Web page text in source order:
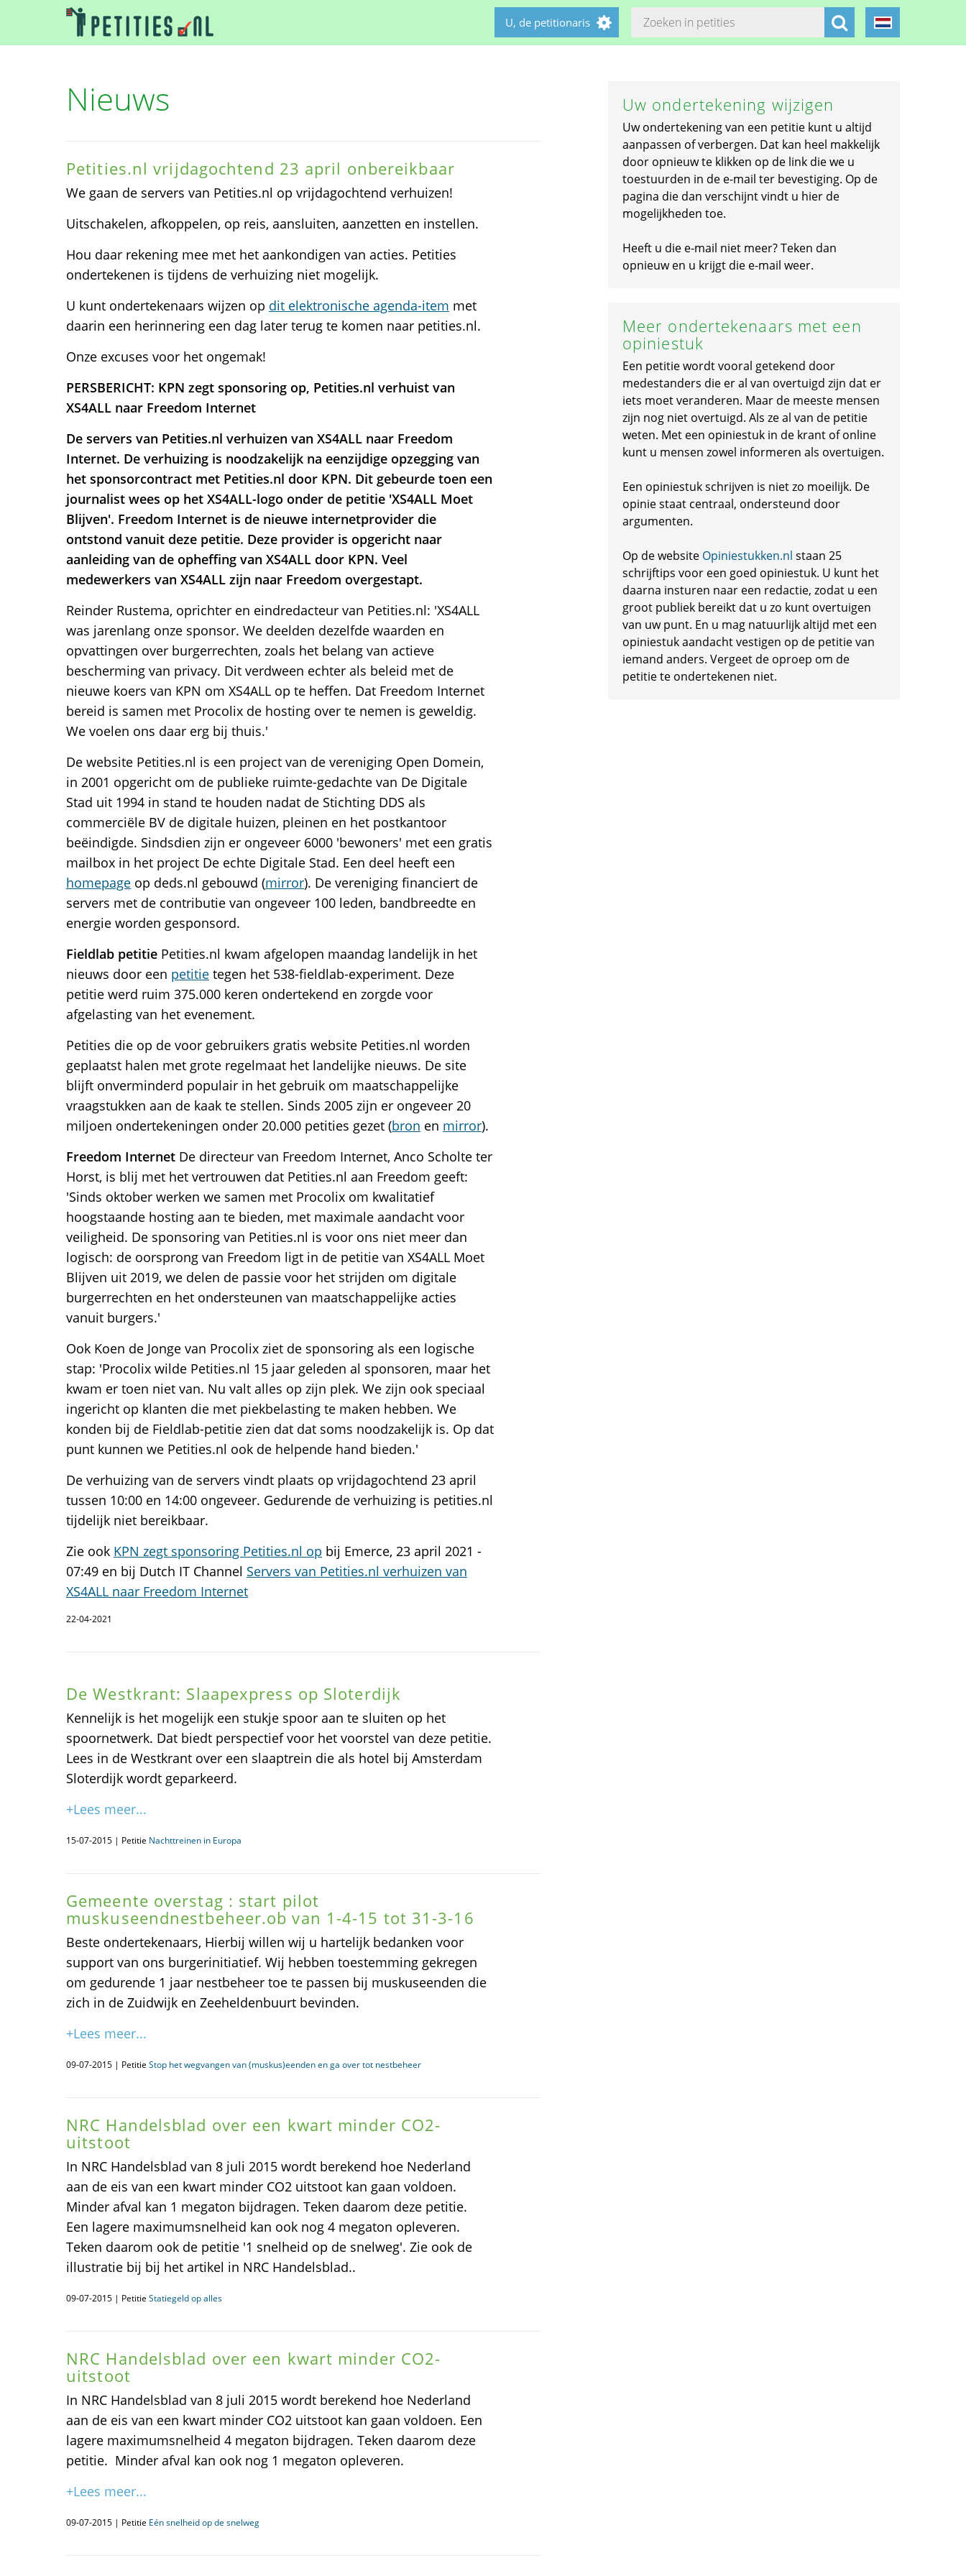
U, de petitionaris
Nieuws
Petities.nl vrijdagochtend 23 april onbereikbaar
We gaan de servers van Petities.nl op vrijdagochtend verhuizen!
Uitschakelen, afkoppelen, op reis, aansluiten, aanzetten en instellen.
Hou daar rekening mee met het aankondigen van acties. Petities
ondertekenen is tijdens de verhuizing niet mogelijk.
U kunt ondertekenaars wijzen op dit elektronische agenda-item met
daarin een herinnering een dag later terug te komen naar petities.nl.
Onze excuses voor het ongemak!
PERSBERICHT: KPN zegt sponsoring op, Petities.nl verhuist van
XS4ALL naar Freedom Internet
De servers van Petities.nl verhuizen van XS4ALL naar Freedom
Internet. De verhuizing is noodzakelijk na eenzijdige opzegging van
het sponsorcontract met Petities.nl door KPN. Dit gebeurde toen een
journalist wees op het XS4ALL-logo onder de petitie 'XS4ALL Moet
Blijven'. Freedom Internet is de nieuwe internetprovider die
ontstond vanuit deze petitie. Deze provider is opgericht naar
aanleiding van de opheffing van XS4ALL door KPN. Veel
medewerkers van XS4ALL zijn naar Freedom overgestapt.
Reinder Rustema, oprichter en eindredacteur van Petities.nl: 'XS4ALL
was jarenlang onze sponsor. We deelden dezelfde waarden en
opvattingen over burgerrechten, zoals het belang van actieve
bescherming van privacy. Dit verdween echter als beleid met de
nieuwe koers van KPN om XS4ALL op te heffen. Dat Freedom Internet
bereid is samen met Procolix de hosting over te nemen is geweldig.
We voelen ons daar erg bij thuis.'
De website Petities.nl is een project van de vereniging Open Domein,
in 2001 opgericht om de publieke ruimte-gedachte van De Digitale
Stad uit 1994 in stand te houden nadat de Stichting DDS als
commerciële BV de digitale huizen, pleinen en het postkantoor
beëindigde. Sindsdien zijn er ongeveer 6000 'bewoners' met een gratis
mailbox in het project De echte Digitale Stad. Een deel heeft een
homepage op deds.nl gebouwd (mirror). De vereniging financiert de
servers met de contributie van ongeveer 100 leden, bandbreedte en
energie worden gesponsord.
Fieldlab petitie Petities.nl kwam afgelopen maandag landelijk in het
nieuws door een petitie tegen het 538-fieldlab-experiment. Deze
petitie werd ruim 375.000 keren ondertekend en zorgde voor
afgelasting van het evenement.
Petities die op de voor gebruikers gratis website Petities.nl worden
geplaatst halen met grote regelmaat het landelijke nieuws. De site
blijft onverminderd populair in het gebruik om maatschappelijke
vraagstukken aan de kaak te stellen. Sinds 2005 zijn er ongeveer 20
miljoen ondertekeningen onder 20.000 petities gezet (bron en mirror).
Freedom Internet De directeur van Freedom Internet, Anco Scholte ter
Horst, is blij met het vertrouwen dat Petities.nl aan Freedom geeft:
'Sinds oktober werken we samen met Procolix om kwalitatief
hoogstaande hosting aan te bieden, met maximale aandacht voor
veiligheid. De sponsoring van Petities.nl is voor ons niet meer dan
logisch: de oorsprong van Freedom ligt in de petitie van XS4ALL Moet
Blijven uit 2019, we delen de passie voor het strijden om digitale
burgerrechten en het ondersteunen van maatschappelijke acties
vanuit burgers.'
Ook Koen de Jonge van Procolix ziet de sponsoring als een logische
stap: 'Procolix wilde Petities.nl 15 jaar geleden al sponsoren, maar het
kwam er toen niet van. Nu valt alles op zijn plek. We zijn ook speciaal
ingericht op klanten die met piekbelasting te maken hebben. We
konden bij de Fieldlab-petitie zien dat dat soms noodzakelijk is. Op dat
punt kunnen we Petities.nl ook de helpende hand bieden.'
De verhuizing van de servers vindt plaats op vrijdagochtend 23 april
tussen 10:00 en 14:00 ongeveer. Gedurende de verhuizing is petities.nl
tijdelijk niet bereikbaar.
Zie ook KPN zegt sponsoring Petities.nl op bij Emerce, 23 april 2021 -
07:49 en bij Dutch IT Channel Servers van Petities.nl verhuizen van
XS4ALL naar Freedom Internet
22-04-2021
De Westkrant: Slaapexpress op Sloterdijk
Kennelijk is het mogelijk een stukje spoor aan te sluiten op het
spoornetwerk. Dat biedt perspectief voor het voorstel van deze petitie.
Lees in de Westkrant over een slaaptrein die als hotel bij Amsterdam
Sloterdijk wordt geparkeerd.
+Lees meer...
15-07-2015 | Petitie Nachttreinen in Europa
Gemeente overstag : start pilot
muskuseendnestbeheer.ob van 1-4-15 tot 31-3-16
Beste ondertekenaars, Hierbij willen wij u hartelijk bedanken voor
support van ons burgerinitiatief. Wij hebben toestemming gekregen
om gedurende 1 jaar nestbeheer toe te passen bij muskuseenden die
zich in de Zuidwijk en Zeeheldenbuurt bevinden.
+Lees meer...
09-07-2015 | Petitie Stop het wegvangen van (muskus)eenden en ga over tot nestbeheer
NRC Handelsblad over een kwart minder CO2-
uitstoot
In NRC Handelsblad van 8 juli 2015 wordt berekend hoe Nederland
aan de eis van een kwart minder CO2 uitstoot kan gaan voldoen.
Minder afval kan 1 megaton bijdragen. Teken daarom deze petitie.
Een lagere maximumsnelheid kan ook nog 4 megaton opleveren.
Teken daarom ook de petitie '1 snelheid op de snelweg'. Zie ook de
illustratie bij bij het artikel in NRC Handelsblad..
09-07-2015 | Petitie Statiegeld op alles
NRC Handelsblad over een kwart minder CO2-
uitstoot
In NRC Handelsblad van 8 juli 2015 wordt berekend hoe Nederland
aan de eis van een kwart minder CO2 uitstoot kan gaan voldoen. Een
lagere maximumsnelheid 4 megaton bijdragen. Teken daarom deze
petitie. Minder afval kan ook nog 1 megaton opleveren.
+Lees meer...
09-07-2015 | Petitie Eén snelheid op de snelweg
Uw ondertekening wijzigen
Uw ondertekening van een petitie kunt u altijd
aanpassen of verbergen. Dat kan heel makkelijk
door opnieuw te klikken op de link die we u
toestuurden in de e-mail ter bevestiging. Op de
pagina die dan verschijnt vindt u hier de
mogelijkheden toe.
Heeft u die e-mail niet meer? Teken dan
opnieuw en u krijgt die e-mail weer.
Meer ondertekenaars met een
opiniestuk
Een petitie wordt vooral getekend door
medestanders die er al van overtuigd zijn dat er
iets moet veranderen. Maar de meeste mensen
zijn nog niet overtuigd. Als ze al van de petitie
weten. Met een opiniestuk in de krant of online
kunt u mensen zowel informeren als overtuigen.
Een opiniestuk schrijven is niet zo moeilijk. De
opinie staat centraal, ondersteund door
argumenten.
Op de website Opiniestukken.nl staan 25
schrijftips voor een goed opiniestuk. U kunt het
daarna insturen naar een redactie, zodat u een
groot publiek bereikt dat u zo kunt overtuigen
van uw punt. En u mag natuurlijk altijd met een
opiniestuk aandacht vestigen op de petitie van
iemand anders. Vergeet de oproep om de
petitie te ondertekenen niet.